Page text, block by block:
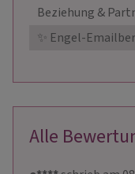
Beziehung &
✨ Engel-
Alle